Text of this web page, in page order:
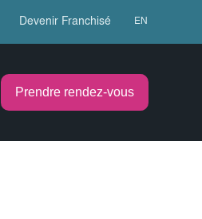
Devenir Franchisé EN
Prendre rendez-vous